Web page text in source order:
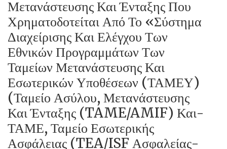
Μετανάστευσης Και Ένταξης Που
Χρηματοδοτείται Από Το «Σύστημα
Διαχείρισης Και Ελέγχου Των
Εθνικών Προγραμμάτων Των
Ταμείων Μετανάστευσης Και
Εσωτερικών Υποθέσεων (ΤΑΜΕΥ)
(Ταμείο Ασύλου, Μετανάστευσης
Και Ένταξης (TAME/AMIF) Και-
ΤΑΜΕ, Ταμείο Εσωτερικής
Ασφάλειας (TEA/ISF Ασφαλείας-